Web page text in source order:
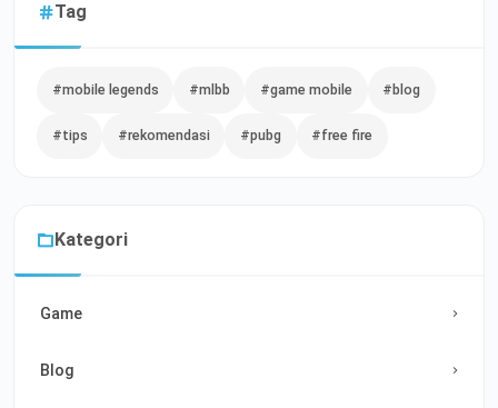
Tag
#mobile legends #mlbb #game mobile #blog
#tips #rekomendasi #pubg #free fire
Kategori
Game
Blog